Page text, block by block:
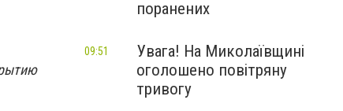
поранених
Увага! На Миколаївщині
оголошено повітряну
тривогу
09:51